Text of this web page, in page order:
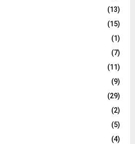
(13)
(15)
(1)
(7)
(11)
(9)
(29)
(2)
(5)
(4)